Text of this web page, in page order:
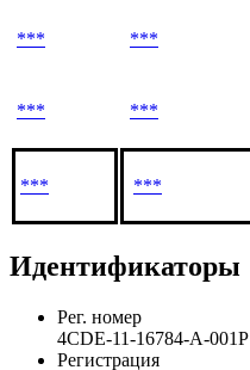
*** ***
*** ***
*** ***
Идентификаторы
Рег. номер
4CDE-11-16784-A-001P
Регистрация